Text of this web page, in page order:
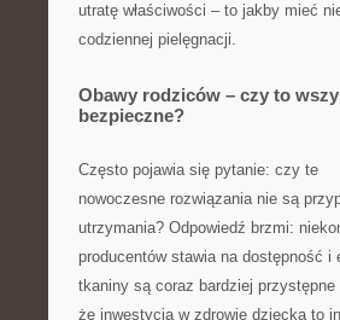
utratę właściwości – to jakby mieć
codziennej pielęgnacji.
Obawy rodziców – czy to
bezpieczne?
Często pojawia się pytanie: czy te
nowoczesne rozwiązania nie są
utrzymania? Odpowiedź brzmi:
producentów stawia na dostępność i
tkaniny są coraz bardziej
że inwestycja w zdrowie dziecka to